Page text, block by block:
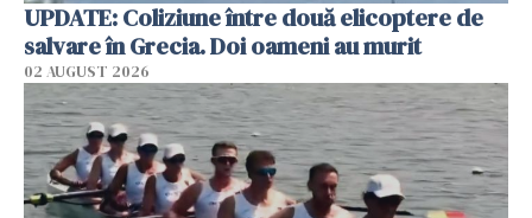
UPDATE: Coliziune între două elicoptere de
salvare în Grecia. Doi oameni au murit
02 AUGUST 2026